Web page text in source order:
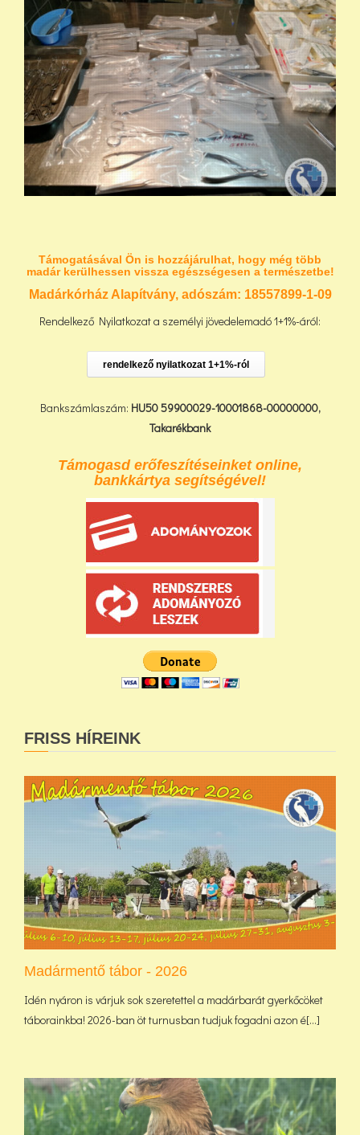
Támogatásával Ön is hozzájárulhat, hogy még több
madár kerülhessen vissza egészségesen a természetbe!
Madárkórház Alapítvány, adószám: 18557899-1-09
Rendelkező Nyilatkozat a személyi jövedelemadó 1+1%-áról:
rendelkező nyilatkozat 1+1%-ról
Bankszámlaszám: HU50 59900029-10001868-00000000,
Takarékbank
Támogasd erőfeszítéseinket online,
bankkártya segítségével!
FRISS HÍREINK
Madármentő tábor - 2026
Idén nyáron is várjuk sok szeretettel a madárbarát gyerkőcöket
táborainkba! 2026-ban öt turnusban tudjuk fogadni azon é[...]